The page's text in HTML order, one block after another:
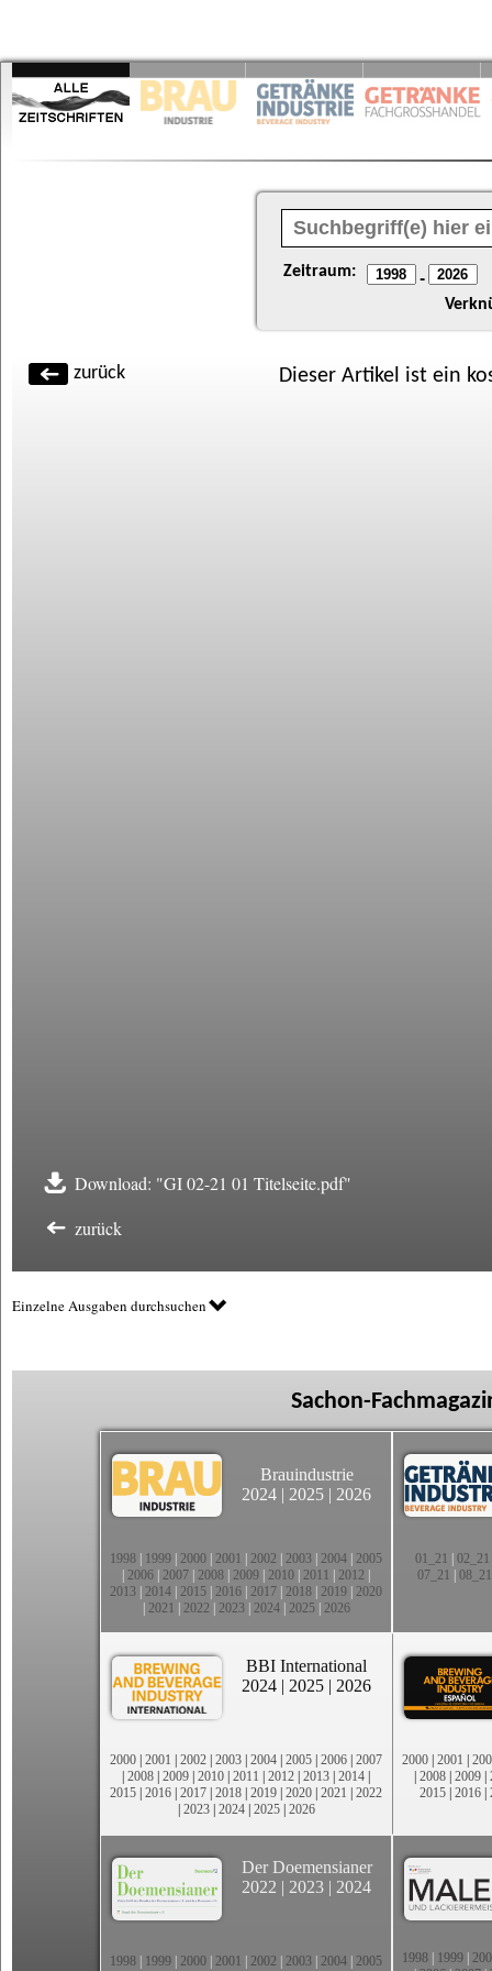
Zeitraum: -
zurück Dieser Artikel ist ein
Download: "GI 02-21 01 Titelseite.pdf"
zurück
Einzelne Ausgaben durchsuchen
Sachon-
Brauindustrie
2024 | 2025 | 2026
1998 1999 2000 2001 2002 2003 2004 2005
2006 2007 2008 2009 2010 2011 2012
2013 2014 2015 2016 2017 2018 2019 2020
2021 2022 2023| 2024| 2025| 2026
01_21 02_21
07_21
08_21
BBI International
2024 | 2025 | 2026
2000 | 2001 | 2002 | 2003 | 2004 | 2005 | 2006 | 2007
| 2008 | 2009 | 2010 | 2011 | 2012 | 2013 | 2014 |
2015 | 2016 | 2017 | 2018 | 2019 | 2020 | 2021 | 2022
| 2023| 2024| 2025| 2026
2000 | 2001 |
| 2008 | 2009 |
2015 | 2016 |
Der Doemensianer
2022 | 2023 | 2024
1998 1999 2000 2001 2002 2003 2004 2005
1998 1999